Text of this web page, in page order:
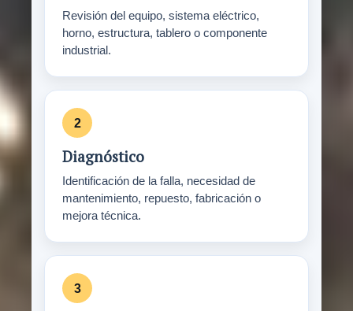
Revisión del equipo, sistema eléctrico,
horno, estructura, tablero o componente
industrial.
Diagnóstico
Identificación de la falla, necesidad de
mantenimiento, repuesto, fabricación o
mejora técnica.